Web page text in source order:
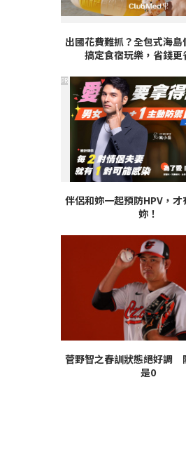
出國花費難抓？全包式海島
搞定食宿玩樂，省錢更
伴侶和妳一起預防HPV，才
妳！
PR
菅野智之春訓狀態絕好調
是0